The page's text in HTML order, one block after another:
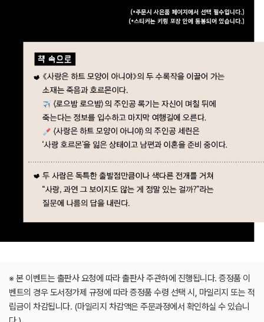
※ 본 이벤트는 출판사 요청에 따라 출판사 주관하에 진행됩니다. 증정품 이
벤트의 경우 도서정가제 규정에 따라 증정품 수령 선택 시, 마일리지 또는 적
립금이 차감됩니다. (마일리지 차감액은 주문과정에서 확인하실 수 있습니